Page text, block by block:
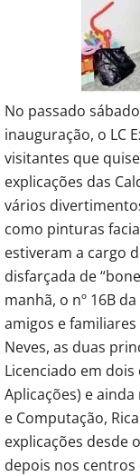
No passado
inauguração, o LC
visitantes que
explicações das
vários
como pinturas
estiveram a cargo
disfarçada de
manhã, o nº 16B
amigos e
Neves, as duas
Licenciado em
Aplicações) e
e Computação,
explicações desde
depois nos centros